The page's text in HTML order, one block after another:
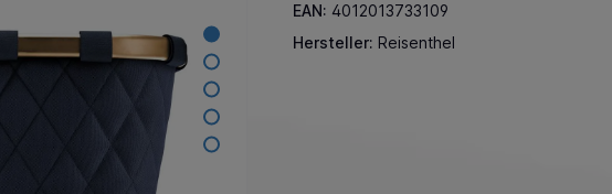
EAN: 4012013733109
Hersteller: Reisenthel